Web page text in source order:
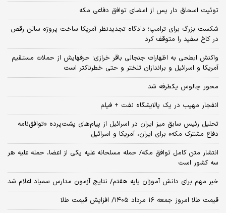
توئیت اسحاق دار پس از امضای توافق دفاعی مکه
شکست بزرگ برای ترامپ؛ دادگاه تجدیدنظر آمریکا ساخت پروژه سالن رقص
در کاخ سفید را متوقف کرد
واکنش ابطحی به اظهارات جنجالی باقر خرازی؛ حرفهایش از حملات مستقیم
آمریکا و اسرائیل و براندازان تلختر و حتی خطرناکتر است
محور چالوس یکطرفه شد
انفجار مهیب در یک پالایشگاه نفت + فیلم
تحلیل رئیس سابق میز ایران در اسرائیل از پیام‌های پشت‌پرده «توافق‌نامه
دفاع مشترک مکه» برای ایران، آمریکا و اسرائیل
انتشار متن کامل توافق مکه/ حمله مسلحانه علیه یکی از اعضا، حمله علیه هر
سه کشور است
خبر مهم برای دانش آموزان پایه هفتم/ نتایج آزمون مدارس سمپاد اعلام شد
قیمت طلا امروز جمعه ۱۶ مرداد ۱۴۰۵/ افزایش قیمت طلا